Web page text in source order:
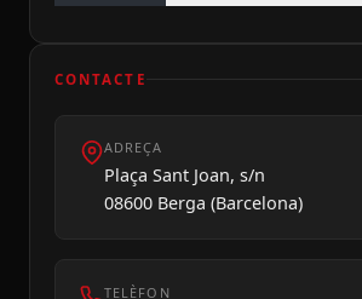
CONTACTE
ADREÇA
Plaça Sant Joan, s/n
08600 Berga (Barcelona)
TELÈFON